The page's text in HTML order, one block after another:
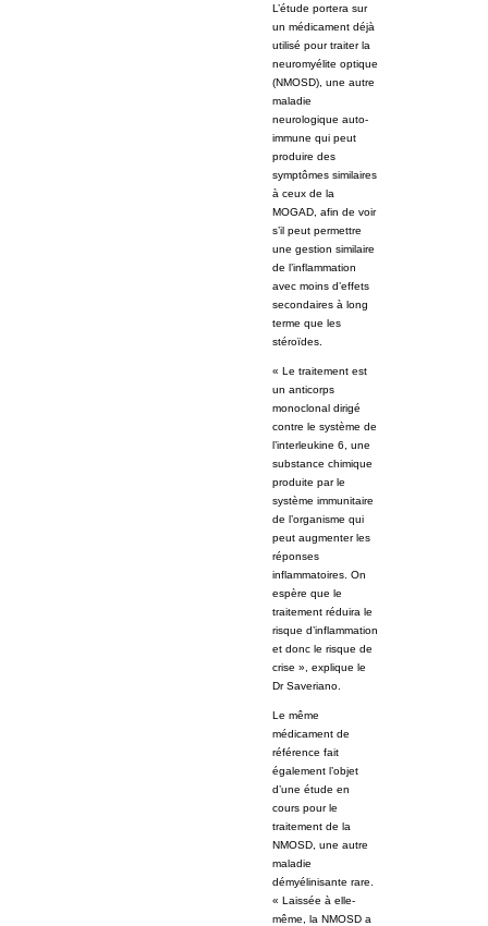
L’étude portera sur
un médicament déjà
utilisé pour traiter la
neuromyélite optique
(NMOSD), une autre
maladie
neurologique auto-
immune qui peut
produire des
symptômes similaires
à ceux de la
MOGAD, afin de voir
s’il peut permettre
une gestion similaire
de l’inflammation
avec moins d’effets
secondaires à long
terme que les
stéroïdes.
« Le traitement est
un anticorps
monoclonal dirigé
contre le système de
l’interleukine 6, une
substance chimique
produite par le
système immunitaire
de l’organisme qui
peut augmenter les
réponses
inflammatoires. On
espère que le
traitement réduira le
risque d’inflammation
et donc le risque de
crise », explique le
Dr Saveriano.
Le même
médicament de
référence fait
également l’objet
d’une étude en
cours pour le
traitement de la
NMOSD, une autre
maladie
démyélinisante rare.
« Laissée à elle-
même, la NMOSD a